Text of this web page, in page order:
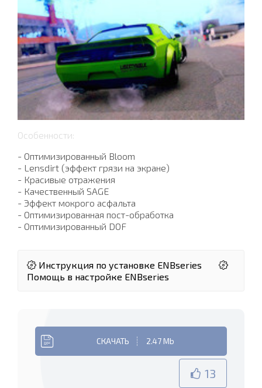
Особенности:
- Оптимизированный Bloom
- Lensdirt (эффект грязи на экране)
- Красивые отражения
- Качественный SAGE
- Эффект мокрого асфальта
- Оптимизированная пост-обработка
- Оптимизированный DOF
Инструкция по установке ENBseries
Помощь в настройке ENBseries
СКАЧАТЬ 2.47 Mb
13